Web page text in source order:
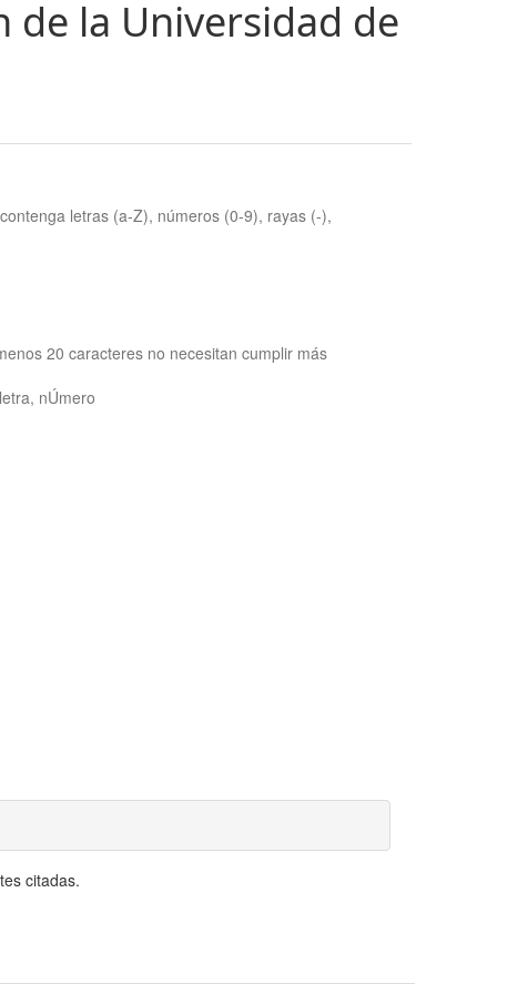
de la Universidad de
letras (a-Z), números (0-9), rayas (-),
20 caracteres no necesitan cumplir más
nÚmero
citadas.